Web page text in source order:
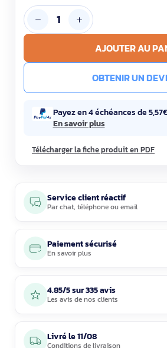
AJOUTER AU
OBTENIR UN
Payez en 4 échéances de
En savoir plus
Télécharger la fiche produit en PDF
Service client réactif
Parchat, téléphoneouemail
Paiement sécurisé
En savoir plus
4.85/5 sur 335 avis
Les avis de nos clients
Livré le11/08
Conditions de livraison